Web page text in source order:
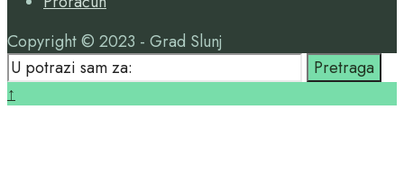
Copyright © 2023 - Grad Slunj
Search
for:
Pretraga
Close
↑